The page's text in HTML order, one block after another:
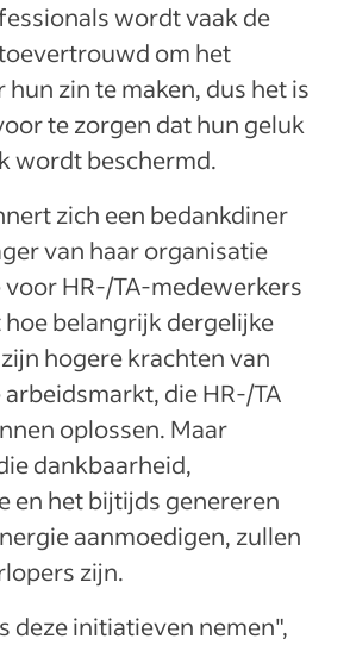
wordt vaak de
om het
hun zin te maken, dus het is
te zorgen dat hun geluk
wordt beschermd.
zich een bedankdiner
van haar organisatie
HR-/TA-medewerkers
belangrijk dergelijke
hogere krachten van
die HR-/TA
oplossen. Maar
dankbaarheid,
en het bijtijds genereren
aanmoedigen, zullen
zijn.
deze initiatieven nemen",